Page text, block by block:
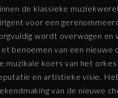
de klassieke
voor een
wordt overwogen en
benoemen van een nieuwe
muzikale koers van het
en artistieke visie.
van de nieuwe